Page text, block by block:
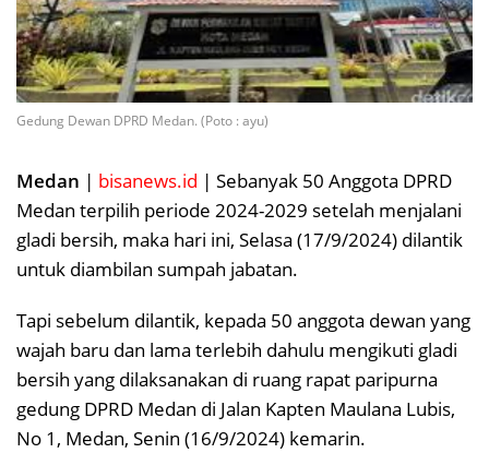
Gedung Dewan DPRD Medan. (Poto : ayu)
Medan | bisanews.id | Sebanyak 50 Anggota DPRD
Medan terpilih periode 2024-2029 setelah menjalani
gladi bersih, maka hari ini, Selasa (17/9/2024) dilantik
untuk diambilan sumpah jabatan.
Tapi sebelum dilantik, kepada 50 anggota dewan yang
wajah baru dan lama terlebih dahulu mengikuti gladi
bersih yang dilaksanakan di ruang rapat paripurna
gedung DPRD Medan di Jalan Kapten Maulana Lubis,
No 1, Medan, Senin (16/9/2024) kemarin.